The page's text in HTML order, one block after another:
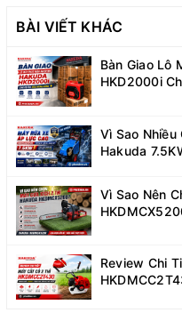
BÀI VIẾT KHÁC
Bàn Giao Lô
HKD2000i
Vì Sao Nhiều
Hakuda
Vì Sao Nên
Review Chi